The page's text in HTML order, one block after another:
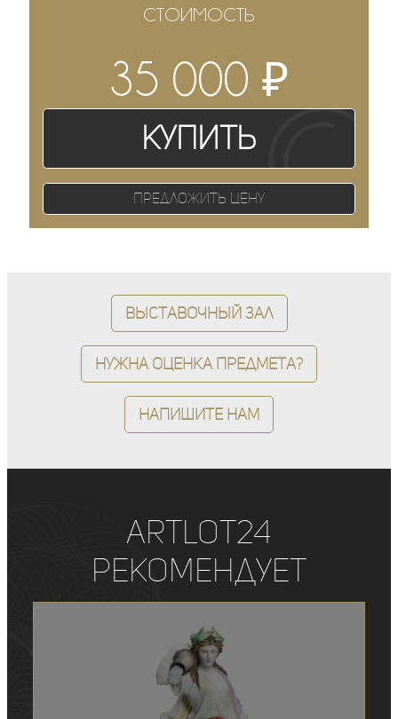
СТОИМОСТЬ
35 000₽
Купить
Предложить цену
Выставочный зал
Нужна оценка предмета?
Напишите нам
ArtLot24
рекомендует